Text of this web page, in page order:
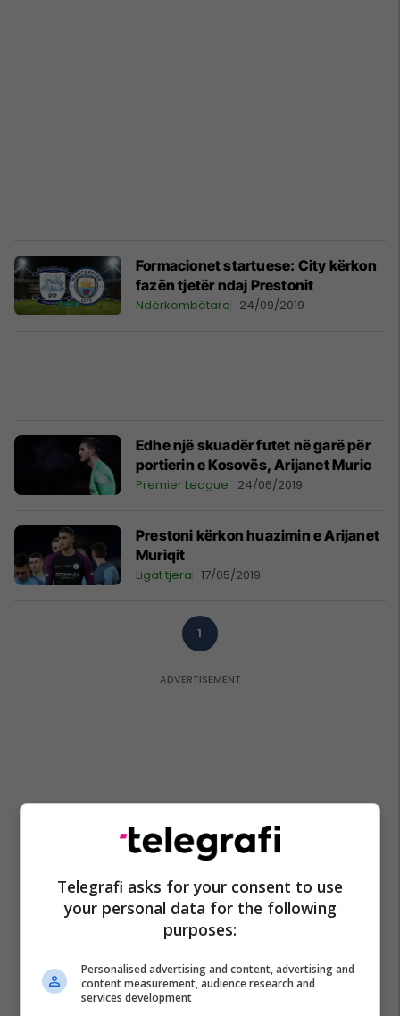
Formacionet startuese: City kërkon
fazën tjetër ndaj Prestonit
Ndërkombëtare 24/09/2019
Edhe një skuadër futet në garë për
portierin e Kosovës, Arijanet Muric
Premier League 24/06/2019
Prestoni kërkon huazimin e Arijanet
Muriqit
Ligat tjera 17/05/2019
1
Telegrafi asks for your consent to use
your personal data for the following
purposes:
Personalised advertising and content, advertising and
content measurement, audience research and
services development